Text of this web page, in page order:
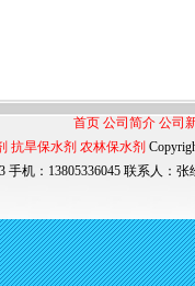
首页 公司简介 公司
抗旱保水剂 农林保水剂
手机：13805336045 联系人：